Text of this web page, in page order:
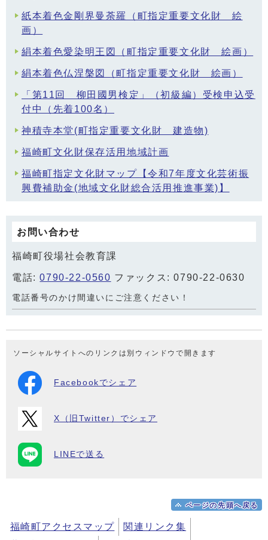
紙本着色金剛界曼荼羅（町指定重要文化財 絵
画）
絹本着色愛染明王図（町指定重要文化財 絵画）
絹本着色仏涅槃図（町指定重要文化財 絵画）
「第11回 柳田國男検定」（初級編）受検申込受
付中（先着100名）
神積寺本堂(町指定重要文化財 建造物)
福崎町文化財保存活用地域計画
福崎町指定文化財マップ【令和7年度文化芸術振
興費補助金(地域文化財総合活用推進事業)】
お問い合わせ
福崎町役場社会教育課
電話:0790-22-0560 ファックス: 0790-22-0630
電話番号のかけ間違いにご注意ください！
ソーシャルサイトへのリンクは別ウィンドウで開きます
Facebookでシェア
X（旧Twitter）でシェア
LINEで送る
ページの先頭へ戻る
福崎町アクセスマップ
関連リンク集